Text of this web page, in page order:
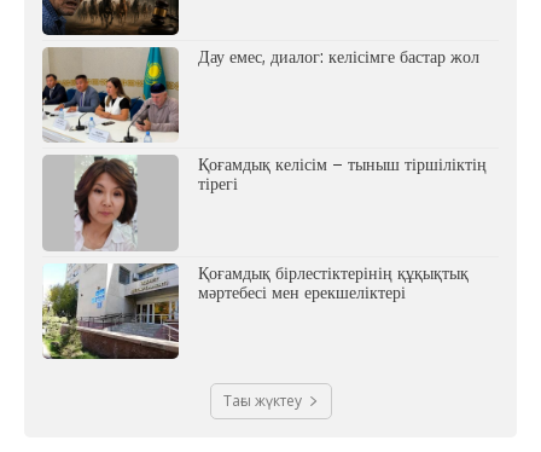
Дау емес, диалог: келісімге бастар жол
Қоғамдық келісім – тыныш тіршіліктің
тірегі
Қоғамдық бірлестіктерінің құқықтық
мәртебесі мен ерекшеліктері
Тағы жүктеу